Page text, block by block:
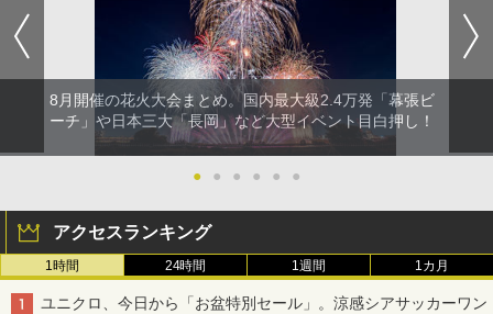
8月開催の花火大会まとめ。国内最大級2.4万発「幕張ビ
ーチ」や日本三大「長岡」など大型イベント目白押し！
● ● ● ● ● ●
アクセスランキング
1時間 24時間 1週間 1カ月
ユニクロ、今日から「お盆特別セール」。涼感シアサッカーワン